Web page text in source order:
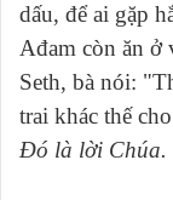
dấu, để ai gặp
Ađam còn ăn ở
Seth, bà nói:
trai khác thế
Đó là lời Chúa.